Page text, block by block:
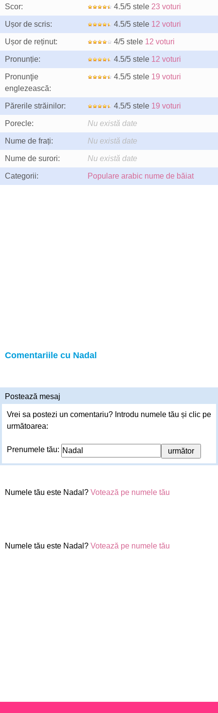
Scor: 4.5/5 stele 23 voturi
Ușor de scris: 4.5/5 stele 12 voturi
Ușor de reținut: 4/5 stele 12 voturi
Pronunție: 4.5/5 stele 12 voturi
Pronunţie
englezească:
4.5/5 stele 19 voturi
Părerile străinilor: 4.5/5 stele 19 voturi
Porecle: Nu există date
Nume de frați: Nu există date
Nume de surori: Nu există date
Categorii: Populare arabic nume de băiat
Comentariile cu Nadal
Postează mesaj
Vrei sa postezi un comentariu? Introdu numele tău și clic pe
următoarea:
Prenumele tău:
Numele tău este Nadal? Votează pe numele tău
Numele tău este Nadal? Votează pe numele tău